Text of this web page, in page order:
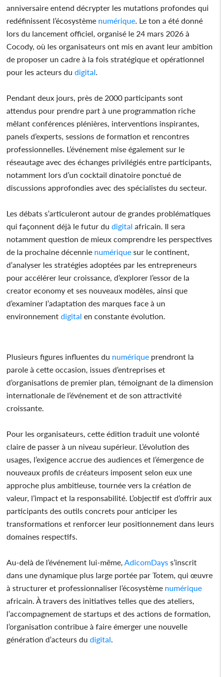
anniversaire entend décrypter les mutations profondes qui
redéfinissent l’écosystème numérique . Le ton a été donné
lors du lancement officiel, organisé le 24 mars 2026 à
Cocody, où les organisateurs ont mis en avant leur ambition
de proposer un cadre à la fois stratégique et opérationnel
pour les acteurs dudigital
Pendant deux jours, près de 2000 participants sont
attendus pour prendre part à une programmation riche
mêlant conférences plénières, interventions inspirantes,
panels d’experts, sessions de formation et rencontres
professionnelles. L’événement mise également sur le
réseautage avec des échanges privilégiés entre participants,
notamment lors d’un cocktail dinatoire ponctué de
discussions approfondies avec des spécialistes du secteur.
Les débats s’articuleront autour de grandes problématiques
qui façonnent déjà le futur dudigital africain. Il sera
notamment question de mieux comprendre les perspectives
de la prochaine décennie numérique sur le continent,
d’analyser les stratégies adoptées par les entrepreneurs
pour accélérer leur croissance, d’explorer l’essor de la
creator economy et ses nouveaux modèles, ainsi que
d’examiner l’adaptation des marques face à un
environnementdigital en constante évolution.
Plusieurs figures influentes du numérique prendront la
parole à cette occasion, issues d’entreprises et
d’organisations de premier plan, témoignant de la dimension
internationale de l’événement et de son attractivité
croissante.
Pour les organisateurs, cette édition traduit une volonté
claire de passer à un niveau supérieur. L’évolution des
usages, l’exigence accrue des audiences et l’émergence de
nouveaux profils de créateurs imposent selon eux une
approche plus ambitieuse, tournée vers la création de
valeur, l’impact et la responsabilité. L’objectif est d’offrir aux
participants des outils concrets pour anticiper les
transformations et renforcer leur positionnement dans leurs
domaines respectifs.
Au-delà de l’événement lui-même, AdicomDays s’inscrit
dans une dynamique plus large portée par Totem, qui œuvre
à structurer et professionnaliser l’écosystème numérique
africain. À travers des initiatives telles que des ateliers,
l’accompagnement de startups et des actions de formation,
l’organisation contribue à faire émerger une nouvelle
génération d’acteurs dudigital